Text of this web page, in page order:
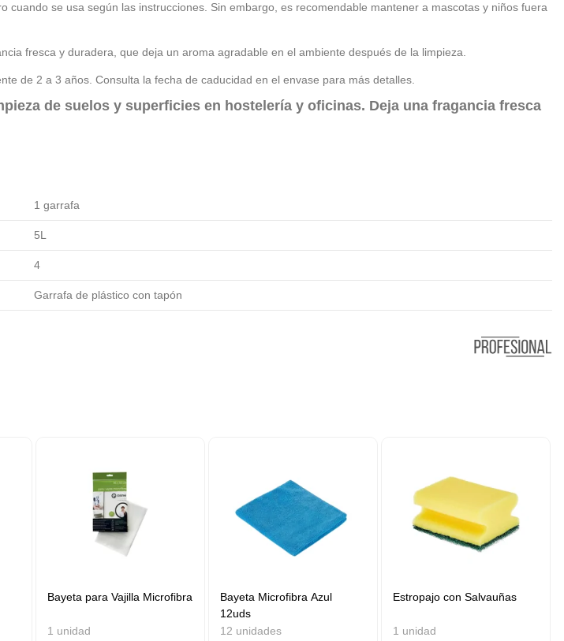
cuando se usa según las instrucciones. Sin embargo, es recomendable mantener a mascotas y niños fuera
fresca y duradera, que deja un aroma agradable en el ambiente después de la limpieza.
de 2 a 3 años. Consulta la fecha de caducidad en el envase para más detalles.
de suelos y superficies en hostelería y oficinas. Deja una fragancia fresca
1 garrafa
5L
4
Garrafa de plástico con tapón
Bayeta para Vajilla Microfibra
1 unidad
Bayeta Microfibra Azul
12uds
12 unidades
Estropajo con Salvauñas
1 unidad